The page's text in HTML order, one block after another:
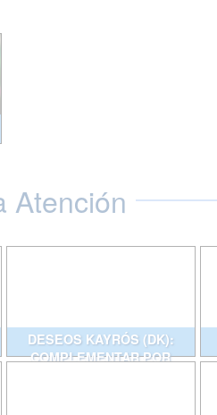
Atención
DESEOS KAYRÓS (DK):
COMPLEMENTAR POR